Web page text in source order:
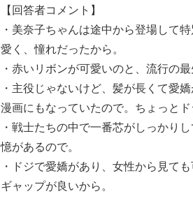
【回答者コメント】
・美奈子ちゃんは途中から登場して
愛く、憧れだったから。
・赤いリボンが可愛いのと、流行の
・主役じゃないけど、髪が長くて愛
漫画にもなっていたので。ちょっとド
・戦士たちの中で一番芯がしっかり
憶があるので。
・ドジで愛嬌があり、女性から見て
ギャップが良いから。